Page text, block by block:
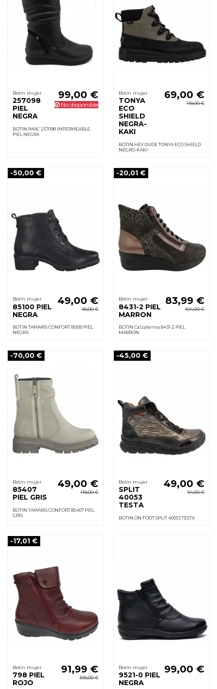
Botín mujer
257098
PIEL
NEGRA
99,00 €
No disponible
BOTIN IMAC 257098 IMPERMEABLE
PIEL NEGRA
Botín mujer
TONYA
ECO
SHIELD
NEGRA-
KAKI
69,00 €
119,00 €
BOTIN HEY DUDE TONYA ECO SHIELD
NEGRO-KAKI
-50,00 €
Botín mujer
85100 PIEL
NEGRA
49,00 €
99,00 €
BOTIN TAMARIS CONFORT 85100 PIEL
NEGRA
-20,01 €
Botín mujer
8431-2 PIEL
MARRON
83,99 €
104,00 €
BOTIN Calzafarma 8431-2 PIEL
MARRON
-70,00 €
Botín mujer
85407
PIEL GRIS
49,00 €
119,00 €
BOTIN TAMARIS CONFORT 85407 PIEL
GRIS
-45,00 €
Botín mujer
SPLIT
40053
TESTA
49,00 €
94,00 €
BOTIN ON FOOT SPLIT 40053 TESTA
-17,01 €
Botín mujer
798 PIEL
ROJO
91,99 €
109,00 €
Botín mujer
9521-0 PIEL
NEGRA
99,00 €